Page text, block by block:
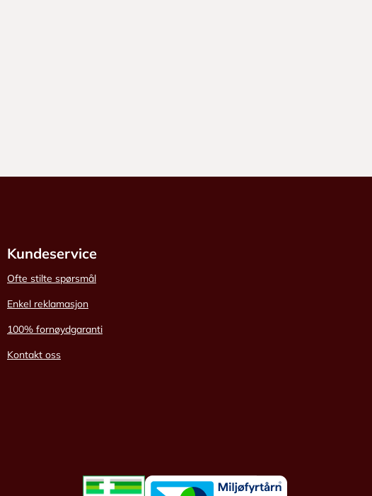
Kundeservice
Ofte stilte spørsmål
Enkel reklamasjon
100% fornøydgaranti
Kontakt oss